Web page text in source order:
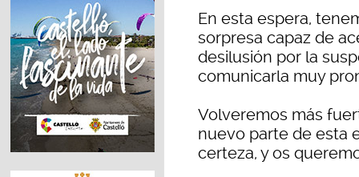
En esta espera,
sorpresa capaz de
desilusión por la
comunicarla muy
Volveremos más
nuevo parte de esta
certeza, y os